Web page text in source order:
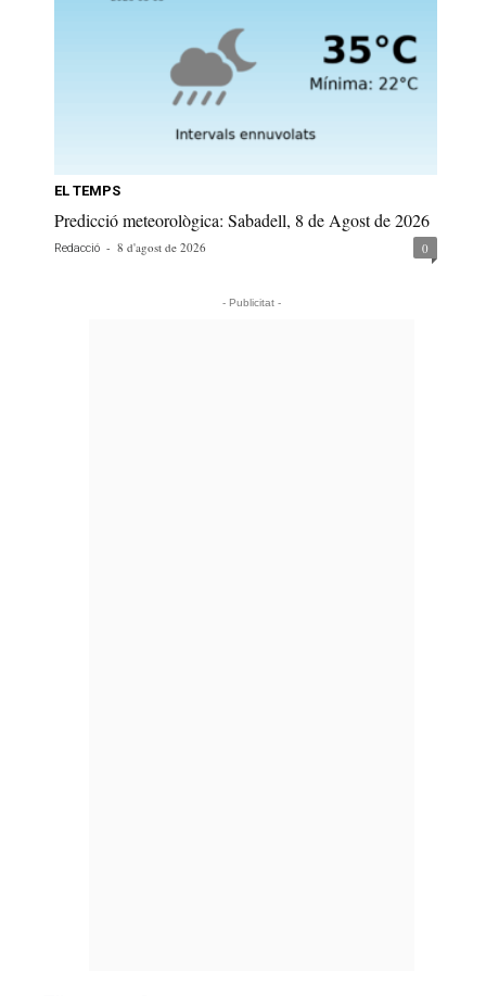
EL TEMPS
Predicció meteorològica: Sabadell, 8 de Agost de 2026
Redacció - 8 d'agost de 2026 0
- Publicitat -